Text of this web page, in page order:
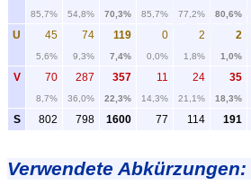
85,7% 54,8% 70,3% 85,7% 77,2% 80,6%
U 45
5,6%
74
9,3%
119
7,4%
0
0,0%
2
1,8%
2
1,0%
V 70
8,7%
287
36,0%
357
22,3%
11
14,3%
24
21,1%
35
18,3%
S 802 798 1600 77 114 191
Verwendete Abkürzungen: